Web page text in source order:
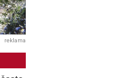
reklama